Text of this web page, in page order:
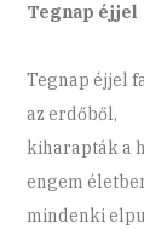
Tegnap éjjel
Tegnap éjjel
az erdőből,
kiharapták a
engem
mindenki